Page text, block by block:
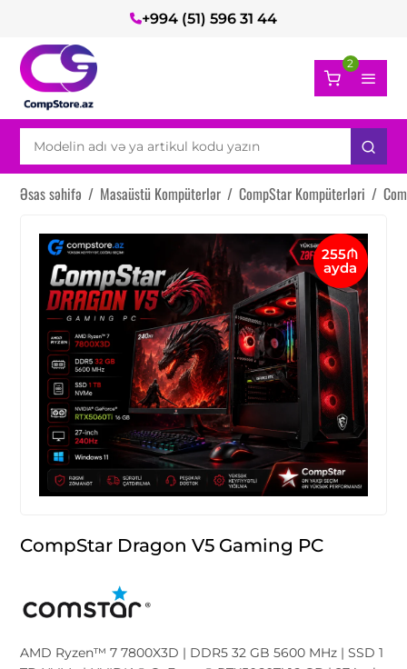
+994 (51) 596 31 44
2
Əsas səhifə / Masaüstü Kompüterlər / CompStar Kompüterləri /
255₼
ayda
CompStar Dragon V5 Gaming PC
AMD Ryzen™ 7 7800X3D | DDR5 32 GB 5600 MHz | SSD 1